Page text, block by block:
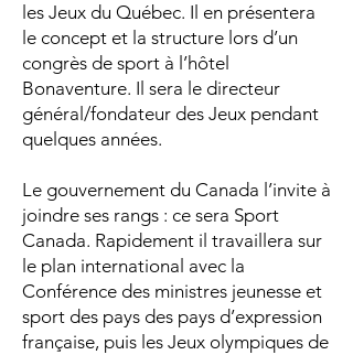
les Jeux du Québec. Il en présentera
le concept et la structure lors d’un
congrès de sport à l’hôtel
Bonaventure. Il sera le directeur
général/fondateur des Jeux pendant
quelques années.
Le gouvernement du Canada l’invite à
joindre ses rangs : ce sera Sport
Canada. Rapidement il travaillera sur
le plan international avec la
Conférence des ministres jeunesse et
sport des pays des pays d’expression
française, puis les Jeux olympiques de